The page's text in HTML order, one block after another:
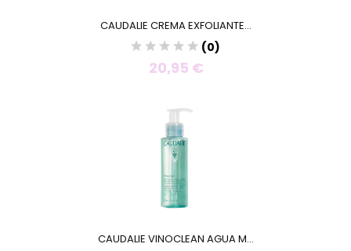
CAUDALIE CREMA EXFOLIANTE...
(0)
20,95 €
CAUDALIE VINOCLEAN AGUA M...